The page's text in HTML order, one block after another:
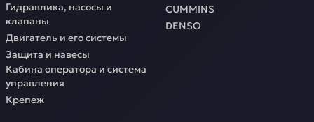
Гидравлика, насосы и
клапаны
Двигатель и его системы
Защита и навесы
Кабина оператора и система
управления
Крепеж
CUMMINS
DENSO